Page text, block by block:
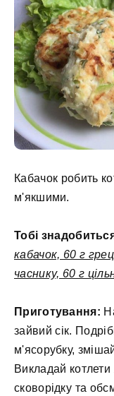
Кабачок робить
м'якшими.
Тобі
кабачок, 60 г
часнику, 60 г
Приготування:
зайвий сік.
м'ясорубку,
Викладай
сковорідку та